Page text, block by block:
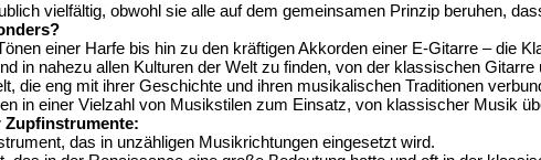
vielfältig, obwohl sie alle auf dem gemeinsamen Prinzip beruhen,
einer Harfe bis hin zu den kräftigen Akkorden einer E-Gitarre – die
in nahezu allen Kulturen der Welt zu finden, von der klassischen
die eng mit ihrer Geschichte und ihren musikalischen Traditionen
in einer Vielzahl von Musikstilen zum Einsatz, von klassischer Musik
Zupfinstrumente:
das in unzähligen Musikrichtungen eingesetzt wird.